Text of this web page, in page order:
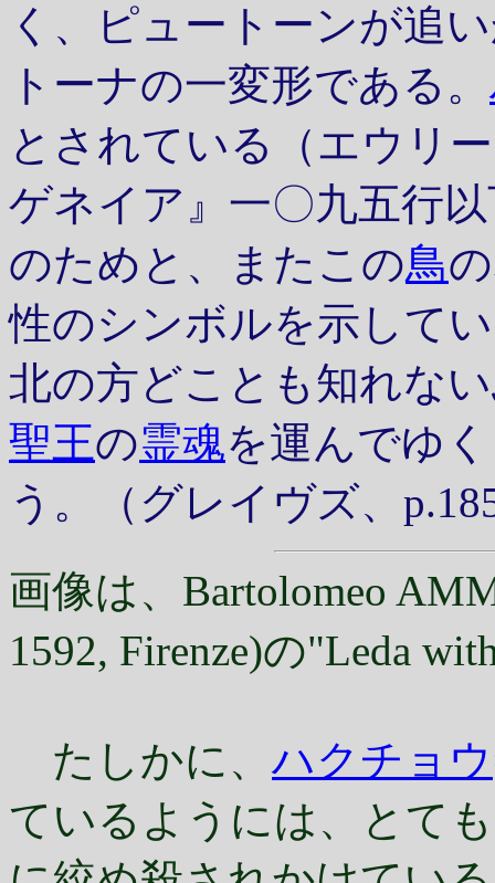
く、ピュートーンが追
トーナの一変形である。
とされている（エウリ
ゲネイア』一〇九五行
のためと、またこの鳥
性のシンボルを示して
北の方どことも知れな
聖王の霊魂を運んでゆ
う。（グレイヴズ、
画像は、Bartolomeo
1592, Firenze)の"Leda
たしかに、ハクチョウ
ているようには、とて